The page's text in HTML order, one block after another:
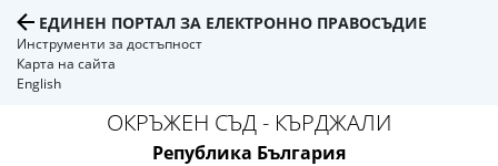
ЕДИНЕН ПОРТАЛ ЗА ЕЛЕКТРОННО ПРАВОСЪДИЕ
Инструменти за достъпност
Карта на сайта
English
ОКРЪЖЕН СЪД - КЪРДЖАЛИ
Република България